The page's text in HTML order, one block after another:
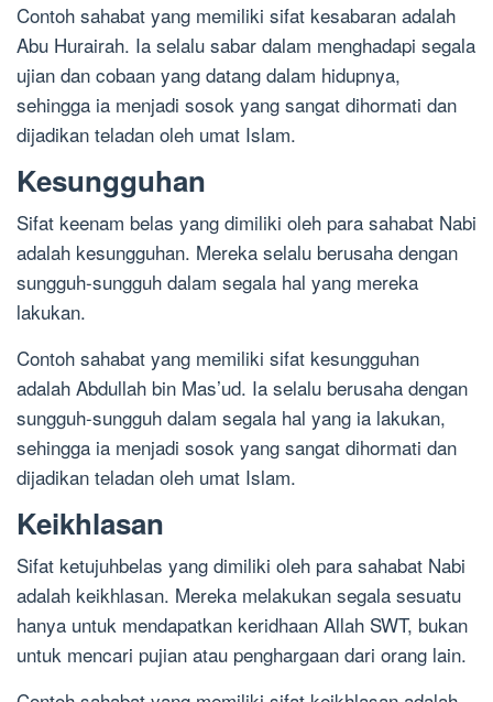
Contoh sahabat yang memiliki sifat kesabaran adalah
Abu Hurairah. Ia selalu sabar dalam menghadapi segala
ujian dan cobaan yang datang dalam hidupnya,
sehingga ia menjadi sosok yang sangat dihormati dan
dijadikan teladan oleh umat Islam.
Kesungguhan
Sifat keenam belas yang dimiliki oleh para sahabat Nabi
adalah kesungguhan. Mereka selalu berusaha dengan
sungguh-sungguh dalam segala hal yang mereka
lakukan.
Contoh sahabat yang memiliki sifat kesungguhan
adalah Abdullah bin Mas’ud. Ia selalu berusaha dengan
sungguh-sungguh dalam segala hal yang ia lakukan,
sehingga ia menjadi sosok yang sangat dihormati dan
dijadikan teladan oleh umat Islam.
Keikhlasan
Sifat ketujuhbelas yang dimiliki oleh para sahabat Nabi
adalah keikhlasan. Mereka melakukan segala sesuatu
hanya untuk mendapatkan keridhaan Allah SWT, bukan
untuk mencari pujian atau penghargaan dari orang lain.